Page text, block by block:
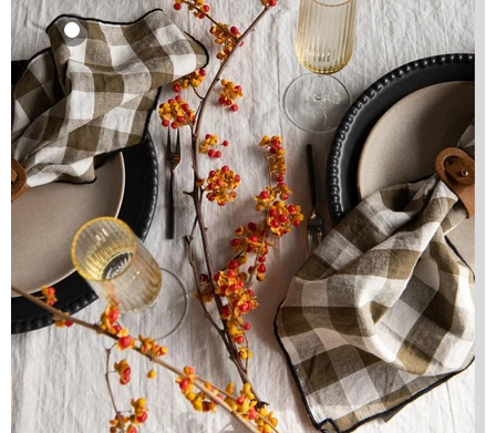
Binnenkort op
voorraad
Servet Bourdon
Canvas Mimi Vichy -
Vichy Kaki &
Bourdon Noir (set
van 6)
Maison de Vacances
105,95
Bekijk product
62,95
Bekijk product